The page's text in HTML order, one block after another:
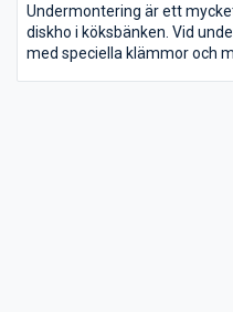
Undermontering är ett
diskho i köksbänken. Vid
med speciella klämmor och